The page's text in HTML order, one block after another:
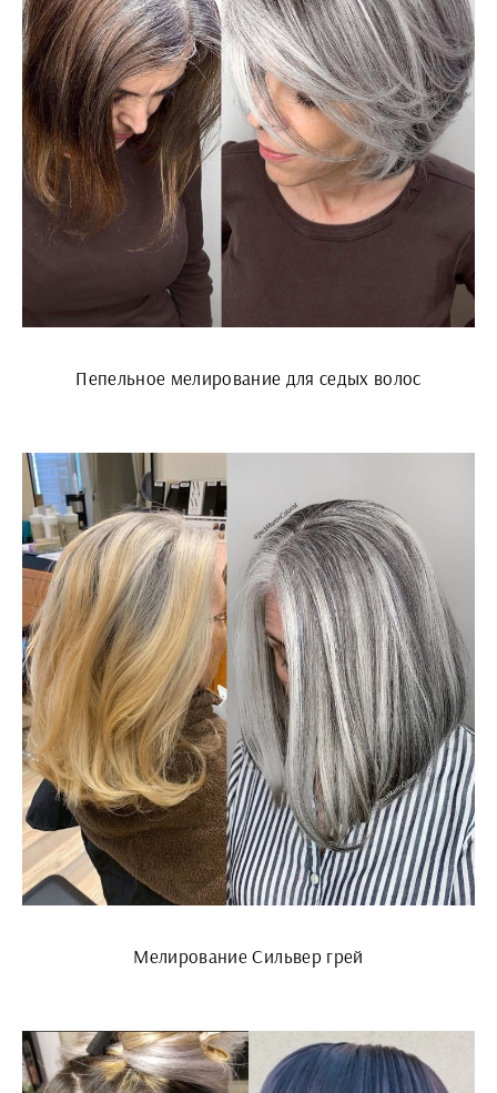
Пепельное мелирование для седых волос
Мелирование Сильвер грей